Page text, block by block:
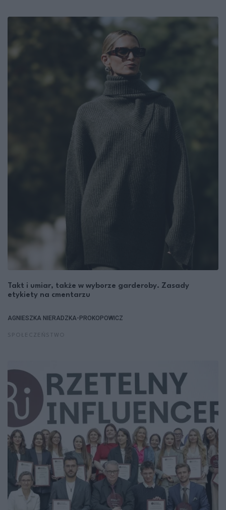
Takt i umiar, także w wyborze garderoby. Zasady
etykiety na cmentarzu
AGNIESZKA NIERADZKA-PROKOPOWICZ